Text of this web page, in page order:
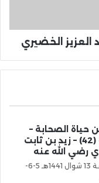
العزيز الخضيري
حياة الصحابة –
الحلقة (42) – زيد بن ثابت
رضي الله عنه
الجمعة 13 شوال 1441هـ 5-6-